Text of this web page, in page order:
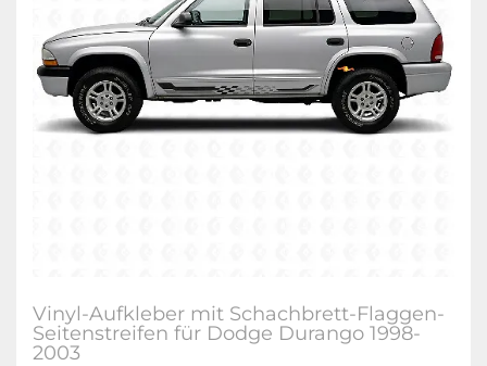
Vinyl-Aufkleber mit Schachbrett-Flaggen-
Seitenstreifen für Dodge Durango 1998-
2003